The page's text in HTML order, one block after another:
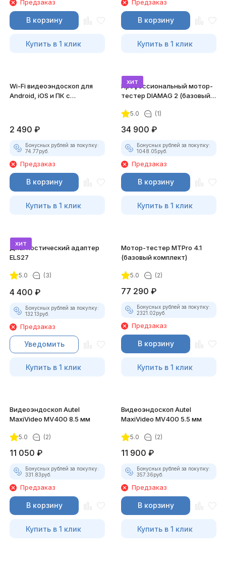
Предзаказ
В корзину
Купить в 1 клик
Предзаказ
В корзину
Купить в 1 клик
Wi-Fi видеоэндоскоп для
Android, iOS и ПК с
2 490 ₽
Бонусных рублей за покупку:
74.77руб.
Предзаказ
В корзину
Купить в 1 клик
хит
Профессиональный мотор-
тестер DIAMAG 2 (базовый
5.0 (1)
34 900 ₽
Бонусных рублей за покупку:
1048.05руб.
Предзаказ
В корзину
Купить в 1 клик
хит
Диагностический адаптер
ELS27
5.0 (3)
4 400 ₽
Бонусных рублей за покупку:
132.13руб.
Предзаказ
Уведомить
Купить в 1 клик
Мотор-тестер MTPro 4.1
(базовый комплект)
5.0 (2)
77 290 ₽
Бонусных рублей за покупку:
2321.02руб.
Предзаказ
В корзину
Купить в 1 клик
Видеоэндоскоп Autel
MaxiVideo MV400 8.5 мм
5.0 (2)
11 050 ₽
Бонусных рублей за покупку:
331.83руб.
Предзаказ
В корзину
Купить в 1 клик
Видеоэндоскоп Autel
MaxiVideo MV400 5.5 мм
5.0 (2)
11 900 ₽
Бонусных рублей за покупку:
357.36руб.
Предзаказ
В корзину
Купить в 1 клик